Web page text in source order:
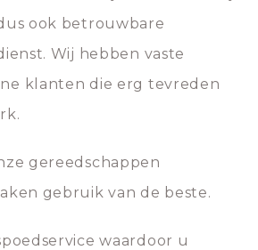
ook betrouwbare
Wij hebben vaste
klanten die erg tevreden
gereedschappen
gebruik van de beste.
waardoor u